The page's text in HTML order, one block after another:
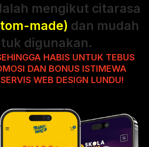
mengikut citarasa
made) dan mudah
digunakan.
HABIS UNTUK TEBUS
DAN BONUS ISTIMEWA
WEB DESIGN LUNDU!